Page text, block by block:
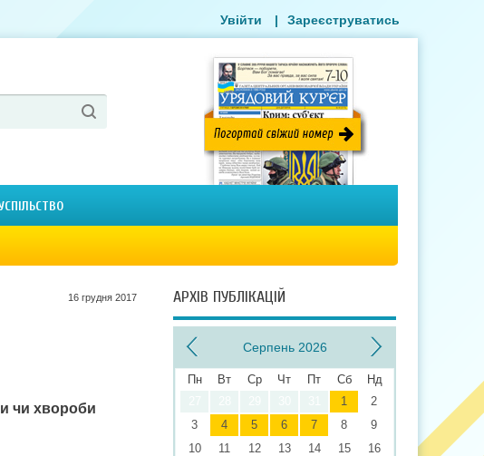
Увійти | Зареєструватись
16 грудня 2017
чи хвороби
АРХІВ ПУБЛІКАЦІЙ
Серпень 2026
Пн Вт Ср Чт Пт Сб
Нд
1
2
3
4 5 6 7 8
9
10
11 12 13 14 15
16